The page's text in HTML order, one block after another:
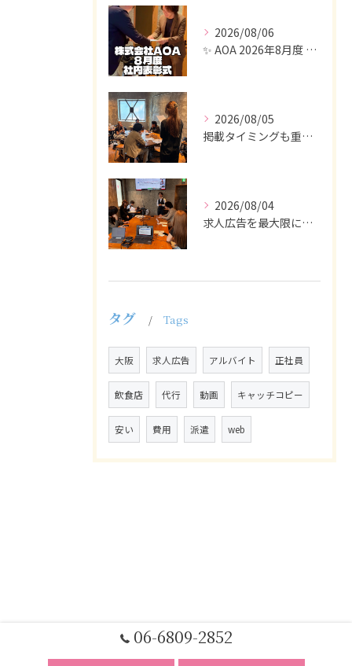
2026/08/06
✨ AOA 2026年8月度 表彰式レポート ✨
2026/08/05
掲載タイミングも重要で、業界動向や求職者の活動時期に合わせて...
2026/08/04
求人広告を最大限に活用するためには、ターゲット設定の精度を高...
タグ Tags
大阪 求人広告 アルバイト 正社員
飲食店 代行 動画 キャッチコピー
安い 費用 派遣 web
06-6809-2852